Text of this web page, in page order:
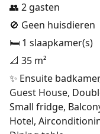
👥 2 gasten
🚫 Geen huisdieren
🛏️ 1 slaapkamer(s)
📐 35 m²
✨ Ensuite
Guest House,
Small fridge,
Hotel,